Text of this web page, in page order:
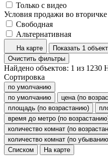
Только с видео
Условия продажи во вторичке
Свободная
Альтернативная
На карте
Показать 1 объект
Очистить фильтры
Найдено объектов: 1 из 1230
Сортировка
по умолчанию
по умолчанию
цена (по
площадь (по возрастанию)
время до метро (по
количество комнат (по
количество комнат (по
Списком
На карте